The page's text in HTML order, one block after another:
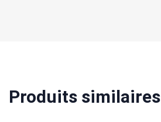
Produits similaires